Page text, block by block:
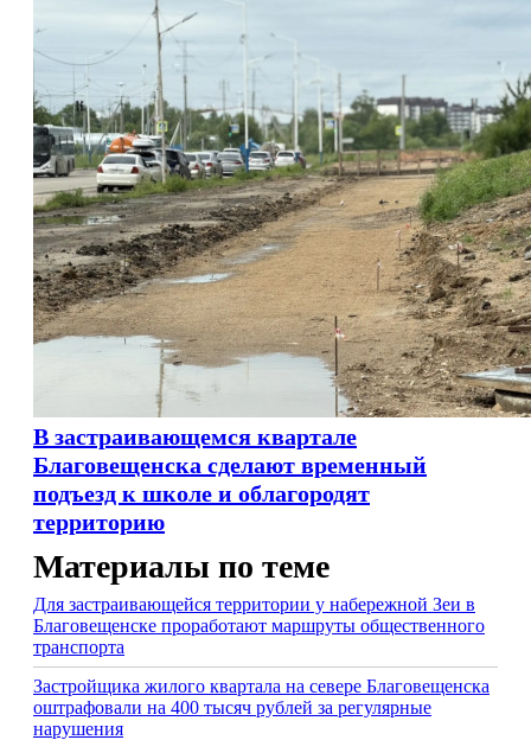
В застраивающемся квартале
Благовещенска сделают временный
подъезд к школе и облагородят
территорию
Материалы по теме
Для застраивающейся территории у набережной Зеи в
Благовещенске проработают маршруты общественного
транспорта
Застройщика жилого квартала на севере Благовещенска
оштрафовали на 400 тысяч рублей за регулярные
нарушения